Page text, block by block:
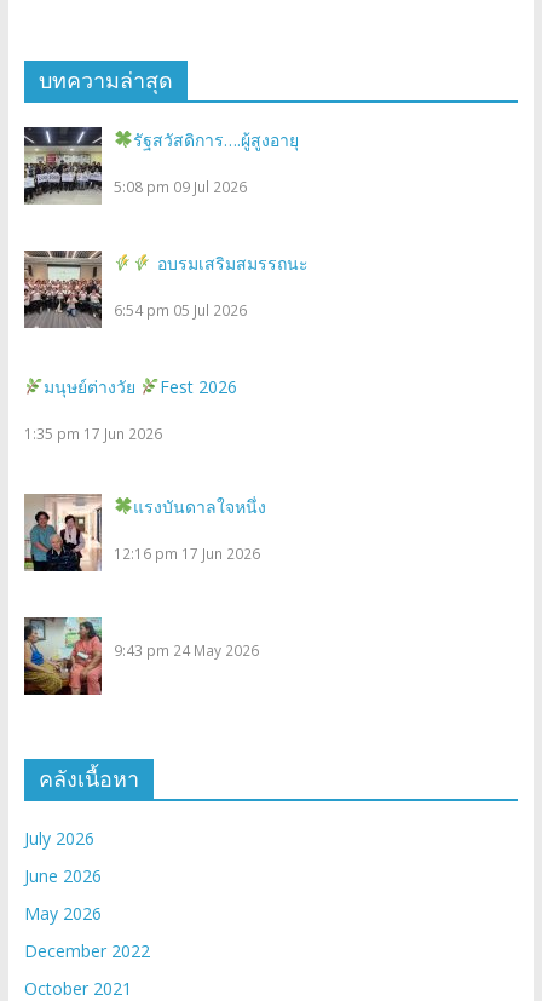
บทความล่าสุด
รัฐสวัสดิการ….ผู้สูงอายุ
5:08 pm 09 Jul 2026
อบรมเสริมสมรรถนะ
6:54 pm 05 Jul 2026
มนุษย์ต่างวัย Fest 2026
1:35 pm 17 Jun 2026
แรงบันดาลใจหนึ่ง
12:16 pm 17 Jun 2026
9:43 pm 24 May 2026
คลังเนื้อหา
July 2026
June 2026
May 2026
December 2022
October 2021